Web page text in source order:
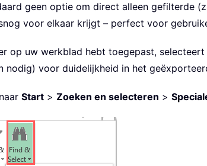
geen optie om direct alleen gefilterde
voor elkaar krijgt – perfect voor
op uw werkblad hebt toegepast,
nodig) voor duidelijkheid in het
Start > Zoeken en selecteren >